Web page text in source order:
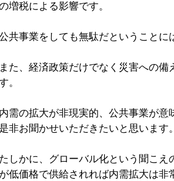
増税による影響です。
共事業をしても無駄だということに
また、経済政策だけでなく災害への
。
内需の拡大が非現実的、公共事業が意
是非お聞かせいただきたいと思います
たしかに、グローバル化という聞こえ
が低価格で供給されれば内需拡大は非